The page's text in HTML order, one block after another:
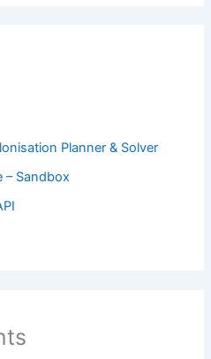
Planner & Solver
– Sandbox